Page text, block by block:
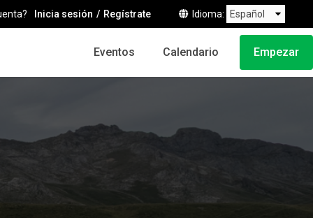
Inicia sesión Regístrate Idioma
Eventos Calendario Empezar